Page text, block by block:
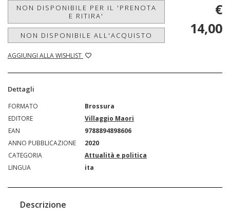
NON DISPONIBILE PER IL 'PRENOTA
E RITIRA'
NON DISPONIBILE ALL'ACQUISTO
AGGIUNGI ALLA WISHLIST
€
14,00
Dettagli
FORMATO
Brossura
EDITORE
Villaggio Maori
EAN
9788894898606
ANNO PUBBLICAZIONE
2020
CATEGORIA
Attualità e politica
LINGUA
ita
Descrizione